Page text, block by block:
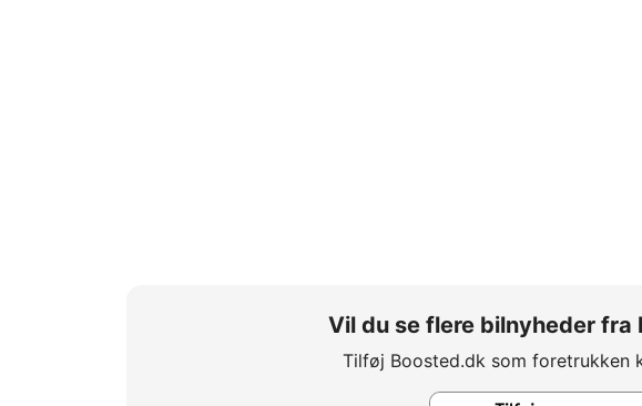
Vil du se flere bilnyheder fra
Tilføj Boosted.dk som foretrukken